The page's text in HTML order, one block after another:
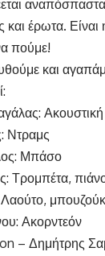
έρωτα. Είναι
πούμε!
και
Ακουστική
Ντραμς
Μπάσο
Τρομπέτα,
Ακορντεόν
– Δημήτρης